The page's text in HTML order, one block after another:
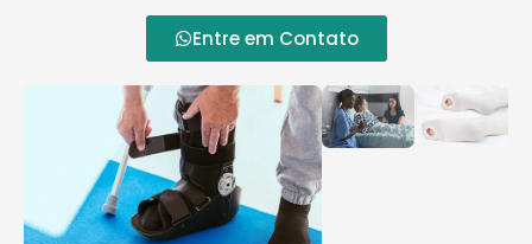
Entre em Contato